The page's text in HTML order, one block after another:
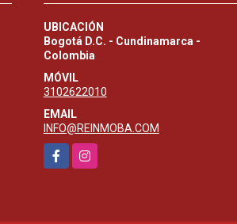
UBICACIÓN
Bogotá D.C. - Cundinamarca -
Colombia
MÓVIL
3102622010
EMAIL
INFO@REINMOBA.COM
FacebookInstagram